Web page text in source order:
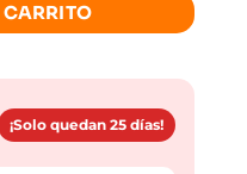
¡Solo quedan 25 días!